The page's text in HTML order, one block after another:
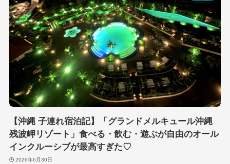
【沖縄 子連れ宿泊記】「グランドメルキュール沖縄
残波岬リゾート」食べる・飲む・遊ぶが自由のオール
インクルーシブが最高すぎた♡
2026年6月30日